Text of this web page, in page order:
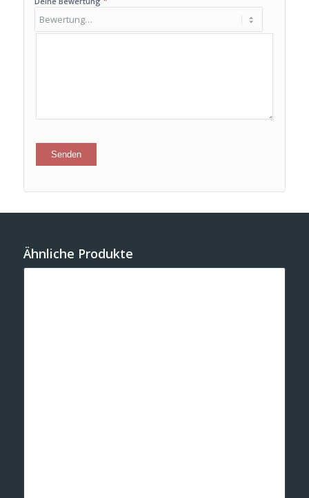
Ähnliche Produkte